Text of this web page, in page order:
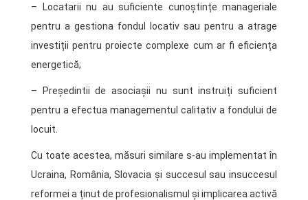
– Locatarii nu au suficiente cunoștințe manageriale
pentru a gestiona fondul locativ sau pentru a atrage
investiții pentru proiecte complexe cum ar fi eficiența
energetică;
– Președintii de asociașii nu sunt instruiți suficient
pentru a efectua managementul calitativ a fondului de
locuit.
Cu toate acestea, măsuri similare s-au implementat în
Ucraina, România, Slovacia și succesul sau insuccesul
reformei a ținut de profesionalismul și implicarea activă